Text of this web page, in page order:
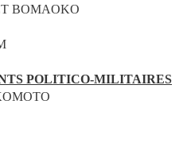
BOMAOKO
POLITICO-MILITAIRES